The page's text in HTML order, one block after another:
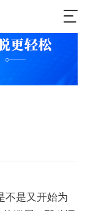
不是又开始为